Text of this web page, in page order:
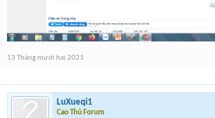
13 Tháng mười hai 2021
LuXueqi1
Cao Thủ Forum